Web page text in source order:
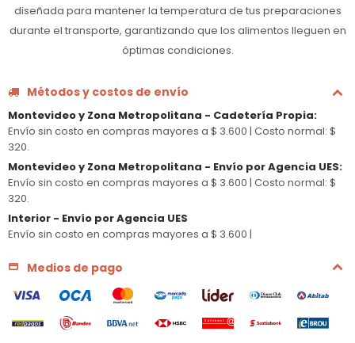
diseñada para mantener la temperatura de tus preparaciones
durante el transporte, garantizando que los alimentos lleguen en
óptimas condiciones.
Métodos y costos de envío
Montevideo y Zona Metropolitana - Cadetería Propia:
Envío sin costo en compras mayores a $ 3.600 | Costo normal: $
320.
Montevideo y Zona Metropolitana - Envío por Agencia UES:
Envío sin costo en compras mayores a $ 3.600 | Costo normal: $
320.
Interior - Envío por Agencia UES
Envío sin costo en compras mayores a $ 3.600 |
Medios de pago